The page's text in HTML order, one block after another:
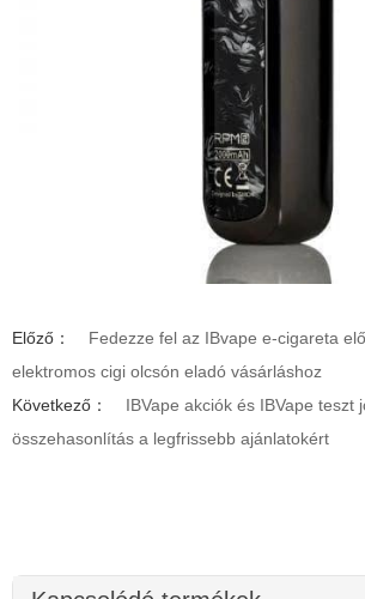
Előző：
Fedezze fel az IBvape e-cigareta
elektromos cigi olcsón eladó vásárláshoz
Következő：
IBVape akciók és IBVape teszt
összehasonlítás a legfrissebb ajánlatokért